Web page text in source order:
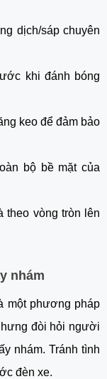
dịch/sáp chuyên
khi đánh bóng
keo để đảm bảo
bộ bề mặt của
theo vòng tròn lên
nhám
một phương pháp
đòi hỏi người
nhám. Tránh tình
đèn xe.